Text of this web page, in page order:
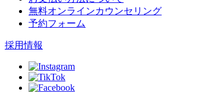
無料オンラインカウンセリング
予約フォーム
採用情報